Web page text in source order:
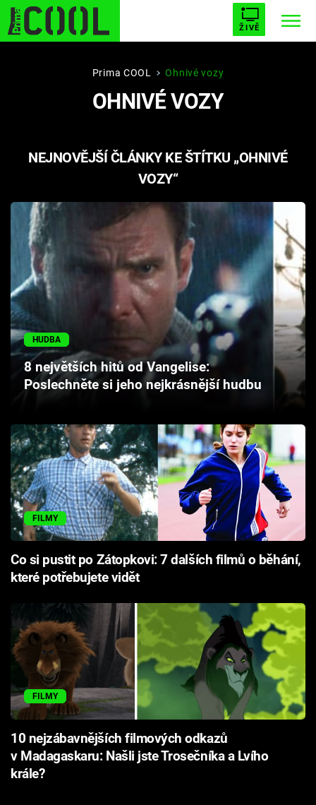
ŽIVĚ
STARHOUSE BUFFY, PŘEMOŽITELKA UPÍRŮ
PLNEJ KOTEL AVENGERS 5
Filmy
Seriály
Hry
Cool Esport
Pořady
Sledujte prima+
Přihlášení
Sledujte nás
Prima COOL Ohnivé vozy
OHNIVÉ VOZY
NEJNOVĚJŠÍ ČLÁNKY KE ŠTÍTKU „OHNIVÉ
VOZY“
HUDBA
8 největších hitů od Vangelise:
Poslechněte si jeho nejkrásnější hudbu
FILMY
Co si pustit po Zátopkovi: 7 dalších filmů o běhání,
které potřebujete vidět
FILMY
10 nejzábavnějších filmových odkazů
v Madagaskaru: Našli jste Trosečníka a Lvího
krále?